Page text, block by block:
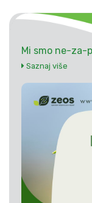
Mi smo ne-za-
Saznaj više